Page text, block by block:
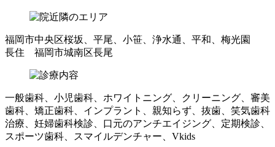
福岡市中央区桜坂、平尾、小笹、浄水通、平和、梅光園
長住 福岡市城南区長尾
一般歯科、小児歯科、ホワイトニング、クリーニング、審美
歯科、矯正歯科、インプラント、親知らず、抜歯、笑気歯科
治療、妊婦歯科検診、口元のアンチエイジング、定期検診、
スポーツ歯科、スマイルデンチャー、Vkids